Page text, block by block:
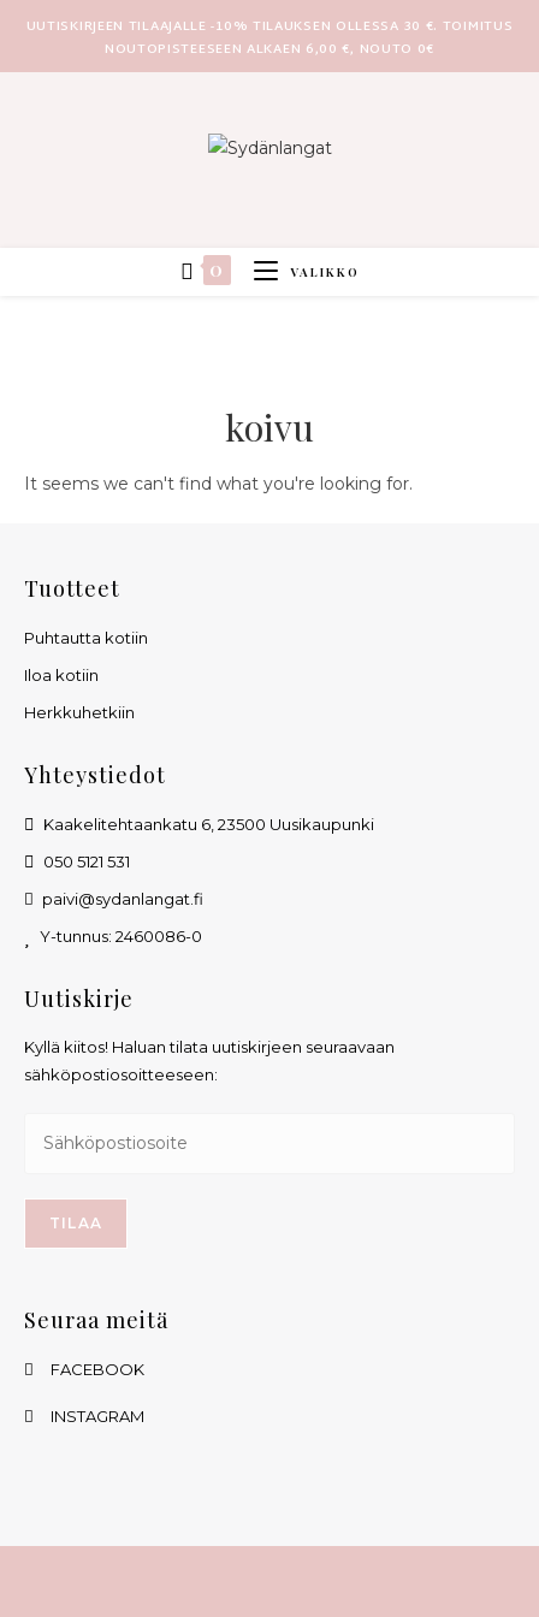
UUTISKIRJEEN TILAAJALLE -10% TILAUKSEN OLLESSA 30 €. TOIMITUS
NOUTOPISTEESEEN ALKAEN 6,00 €, NOUTO 0€
0 VALIKKO
koivu
It seems we can't find what you're looking for.
Tuotteet
Puhtautta kotiin
Iloa kotiin
Herkkuhetkiin
Yhteystiedot
Kaakelitehtaankatu 6, 23500 Uusikaupunki
050 5121 531
paivi@sydanlangat.fi
Y-tunnus: 2460086-0
Uutiskirje
Kyllä kiitos! Haluan tilata uutiskirjeen seuraavaan
sähköpostiosoitteeseen:
Seuraa meitä
FACEBOOK
INSTAGRAM